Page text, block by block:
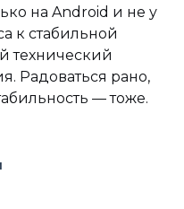
на Android и не у
к стабильной
технический
Радоваться рано,
— тоже.